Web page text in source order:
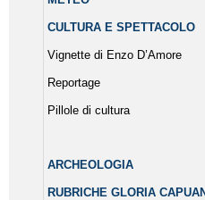
CULTURA E SPETTACOLO
Vignette di Enzo D’Amore
Reportage
Pillole di cultura
ARCHEOLOGIA
RUBRICHE GLORIA